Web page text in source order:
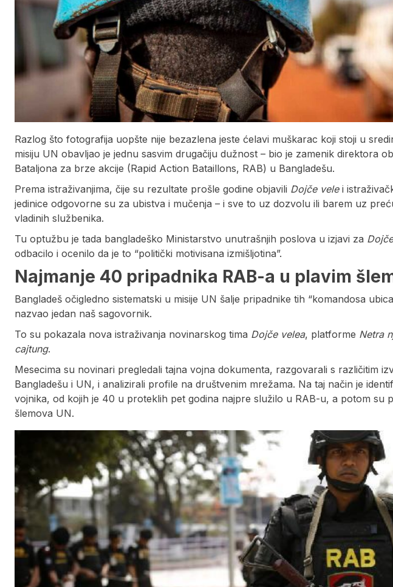
Razlog što fotografija uopšte nije bezazlena jeste ćelavi muškarac koji stoji u
misiju UN obavljao je jednu sasvim drugačiju dužnost – bio je zamenik direktora
Bataljona za brze akcije (Rapid Action Bataillons, RAB) u Bangladešu.
Prema istraživanjima, čije su rezultate prošle godine objavili Dojče velei
jedinice odgovorne su za ubistva i mučenja – i sve to uz dozvolu ili barem uz
vladinih službenika.
Tu optužbu je tada bangladeško Ministarstvo unutrašnjih poslova u izjavi za
odbacilo i ocenilo da je to “politički motivisana izmišljotina”.
Najmanje 40 pripadnika RAB-a u plavim
Bangladeš očigledno sistematski u misije UN šalje pripadnike tih “komandosa
nazvao jedan naš sagovornik.
To su pokazala nova istraživanja novinarskog tima Dojče velea, platforme Netra
cajtung.
Mesecima su novinari pregledali tajna vojna dokumenta, razgovarali s različitim
Bangladešu i UN, i analizirali profile na društvenim mrežama. Na taj način je
vojnika, od kojih je 40 u proteklih pet godina najpre služilo u RAB-u, a potom su
šlemova UN.